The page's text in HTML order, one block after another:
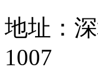
地址：
1007